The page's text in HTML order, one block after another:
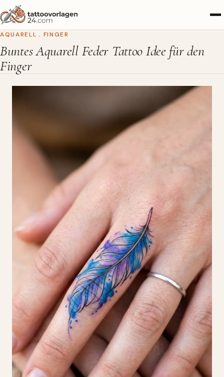
AQUARELL , FINGER
Buntes Aquarell Feder Tattoo Idee für den
Finger